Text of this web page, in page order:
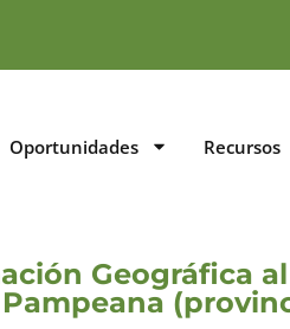
Oportunidades Recursos
Geográfica